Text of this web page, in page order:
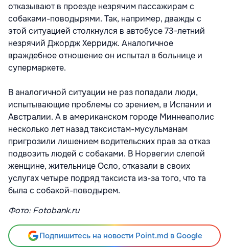
отказывают в проезде незрячим пассажирам с
собаками-поводырями. Так, например, дважды с
этой ситуацией столкнулся в автобусе 73-летний
незрячий Джордж Херридж. Аналогичное
враждебное отношение он испытал в больнице и
супермаркете.
В аналогичной ситуации не раз попадали люди,
испытывающие проблемы со зрением, в Испании и
Австралии. А в американском городе Миннеаполис
несколько лет назад таксистам-мусульманам
пригрозили лишением водительских прав за отказ
подвозить людей с собаками. В Норвегии слепой
женщине, жительнице Осло, отказали в своих
услугах четыре подряд таксиста из-за того, что та
была с собакой-поводырем.
Фото: Fotobank.ru
Подпишитесь на новости Point.md в Google